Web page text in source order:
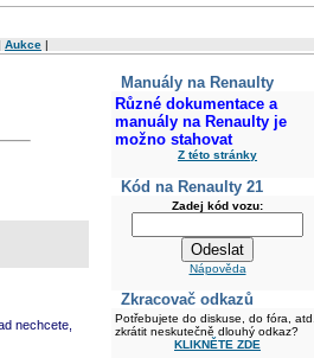
Aukce |
nechcete,
Manuály na Renaulty
Různé dokumentace a
manuály na Renaulty je
možno stahovat
Z této stránky
Kód na Renaulty 21
Zadej kód vozu:
Nápověda
Zkracovač odkazů
Potřebujete do diskuse, do fóra, atd..
zkrátit neskutečně dlouhý odkaz?
KLIKNĚTE ZDE